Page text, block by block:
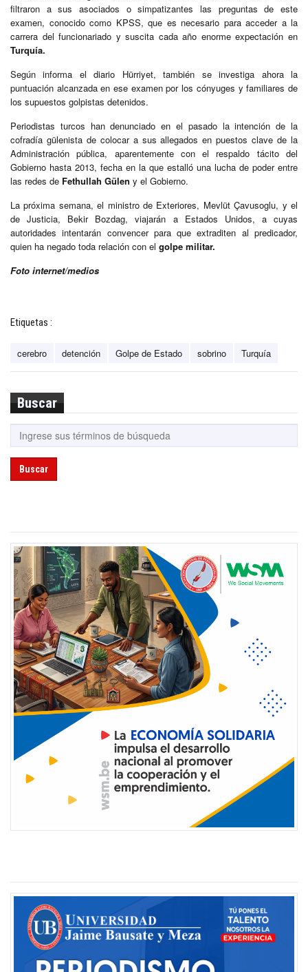
filtraron a sus asociados o simpatizantes las preguntas de este
examen, conocido como KPSS, que es necesario para acceder a la
carrera del funcionariado y suscita cada año enorme expectación en
Turquía.
Según informa el diario Hürriyet, también se investiga ahora la
puntuación alcanzada en ese examen por los cónyuges y familiares de
los supuestos golpistas detenidos.
Periodistas turcos han denunciado en el pasado la intención de la
cofradía gülenista de colocar a sus allegados en puestos clave de la
Administración pública, aparentemente con el respaldo tácito del
Gobierno hasta 2013, fecha en la que estalló una lucha de poder entre
las redes de Fethullah Gülen y el Gobierno.
La próxima semana, el ministro de Exteriores, Mevlüt Çavusoglu, y el
de Justicia, Bekir Bozdag, viajarán a Estados Unidos, a cuyas
autoridades intentarán convencer para que extraditen al predicador,
quien ha negado toda relación con el golpe militar.
Foto internet/medios
Etiquetas :
cerebro detención Golpe de Estado sobrino Turquía
Buscar
Buscar